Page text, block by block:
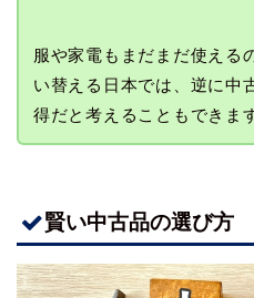
服や家電もまだまだ使える
い替える日本では、逆に中
得だと考えることもできま
賢い中古品の選び方